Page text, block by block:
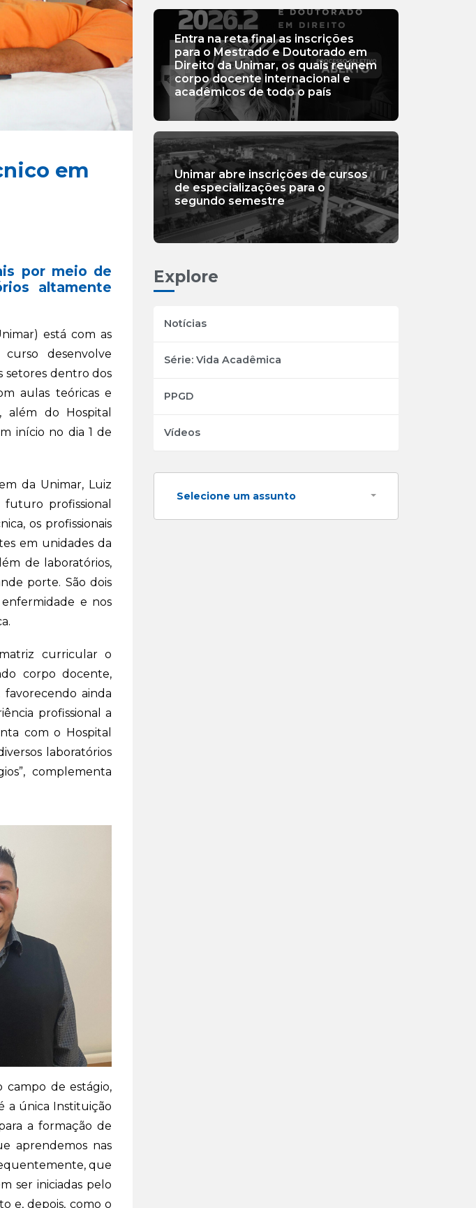
em
por meio de
altamente
está com as
desenvolve
setores dentro dos
aulas teóricas e
além do Hospital
início no dia 1 de
da Unimar, Luiz
profissional
os profissionais
em unidades da
de laboratórios,
porte. São dois
e nos
curricular o
corpo docente,
ainda
profissional a
com o Hospital
laboratórios
complementa
campo de estágio,
a única Instituição
a formação de
aprendemos nas
que
ser iniciadas pelo
e, depois, como o
Entra na reta final as inscrições
para o Mestrado e Doutorado em
Direito da Unimar, os quais reúnem
corpo docente internacional e
acadêmicos de todo o país
Unimar abre inscrições de cursos
de especializações para o
segundo semestre
Explore
Notícias
Série: Vida Acadêmica
PPGD
Vídeos
Selecione um assunto